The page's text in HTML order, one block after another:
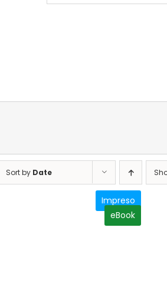
Sort by Date
Impreso
eBook